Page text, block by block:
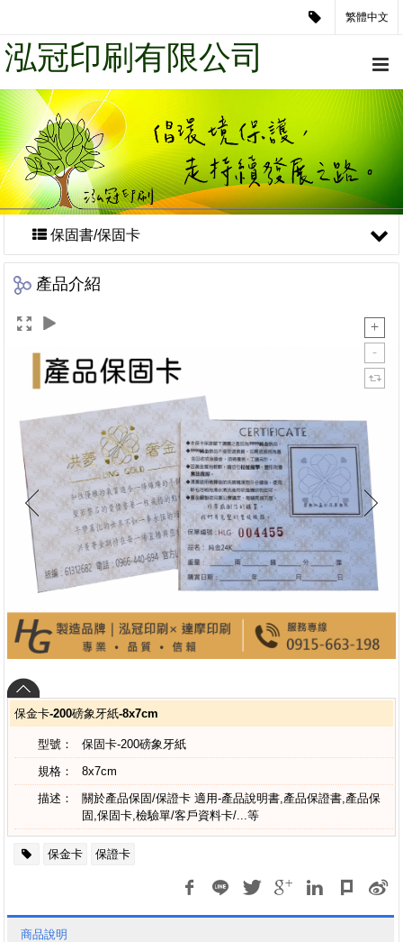
繁體中文
泓冠印刷有限公司
保固書/保固卡
產品介紹
保金卡-200磅象牙紙-8x7cm
型號：
保固卡-200磅象牙紙
規格：
8x7cm
描述：
關於產品保固/保證卡 適用-產品說明書,產品保證書,產品保
固,保固卡,檢驗單/客戶資料卡/...等
保金卡 保證卡
商品說明